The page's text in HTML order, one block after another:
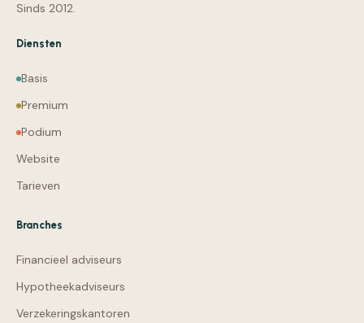
Sinds 2012.
Diensten
Basis
Premium
Podium
Website
Tarieven
Branches
Financieel adviseurs
Hypotheekadviseurs
Verzekeringskantoren